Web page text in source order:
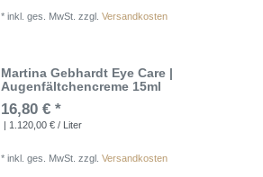
*inkl. ges. MwSt. zzgl.Versandkosten
Martina Gebhardt Eye Care |
Augenfältchencreme 15ml
16,80 € *
| 1.120,00 € / Liter
*inkl. ges. MwSt. zzgl.Versandkosten